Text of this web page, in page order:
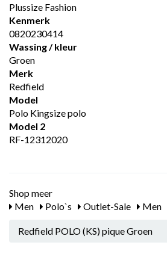
Plussize Fashion
Kenmerk
0820230414
Wassing / kleur
Groen
Merk
Redfield
Model
Polo Kingsize polo
Model 2
RF-12312020
Shop meer
Men
Polo`s Outlet-Sale Men
Redfield POLO (KS) pique Groen